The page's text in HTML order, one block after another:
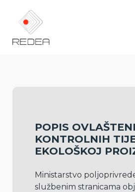
POPIS
KONTROLNIH
EKOLOŠKOJ
Ministarstvo
službenim stranicama